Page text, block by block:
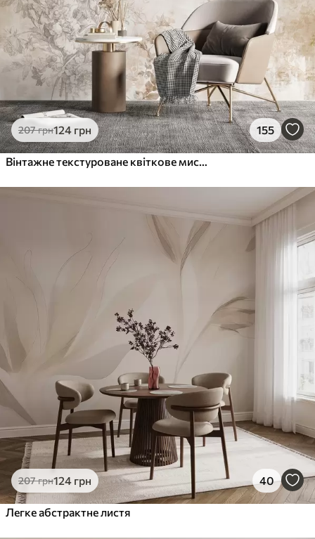
207грн124 грн 155
Вінтажне текстуроване квіткове мистецтво з ілюстраціями ніжних садових квітів і листя в стилі малюнка, м'які пастельні бежеві та сепійні тони
207грн124 грн 40
Легке абстрактне листя